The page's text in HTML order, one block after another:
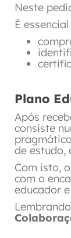
Neste
É
Plano
Após
consiste
de estudo,
Com isto,
com o
educador